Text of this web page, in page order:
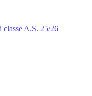
classe A.S. 25/26